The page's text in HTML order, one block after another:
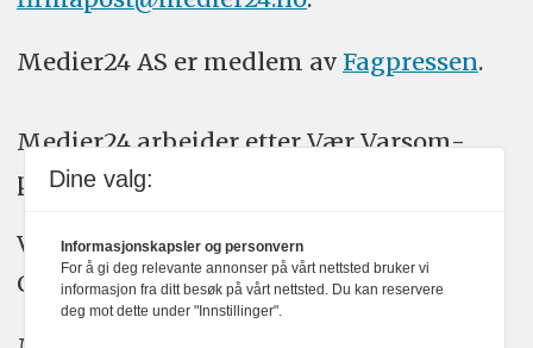
Medier24 AS er medlem av Fagpressen.
Medier24 arbeider etter Vær Varsom-
plakatens regler for god presseskikk.
Vi bruker KI-verktøy som ChatGPT,
Claude, og Gemini i journalistikken vår.
Dine valg:
Informasjonskapsler og personvern
For å gi deg relevante annonser på vårt nettsted bruker vi
informasjon fra ditt besøk på vårt nettsted. Du kan reservere
deg mot dette under "Innstillinger".